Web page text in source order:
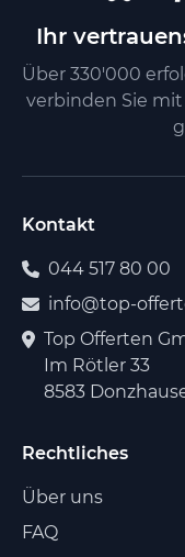
Ihr
Über 330'000
verbinden Sie
Kontakt
044 517 80 00
info@top-
Top Offerten
Im Rötler 33
8583
Rechtliches
Über uns
FAQ